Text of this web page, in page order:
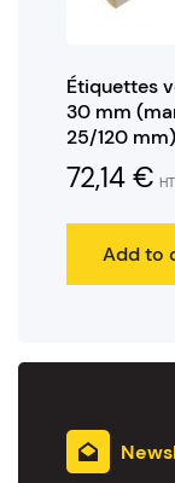
Étiquettes
30 mm
25/120 mm)
72,14 € HT
Add to